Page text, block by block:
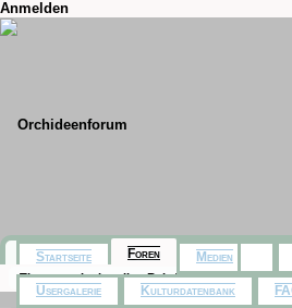
Anmelden
Startseite Foren
Themen mit aktuellen Beiträgen
Medien
Usergalerie Kulturdatenbank